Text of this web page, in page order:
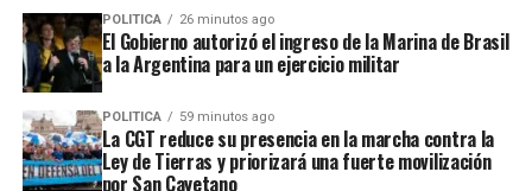
POLITICA 26 minutos ago
El Gobierno autorizó el ingreso de la Marina de Brasil
a la Argentina para un ejercicio militar
POLITICA 59 minutos ago
La CGT reduce su presencia en la marcha contra la
Ley de Tierras y priorizará una fuerte movilización
por San Cayetano